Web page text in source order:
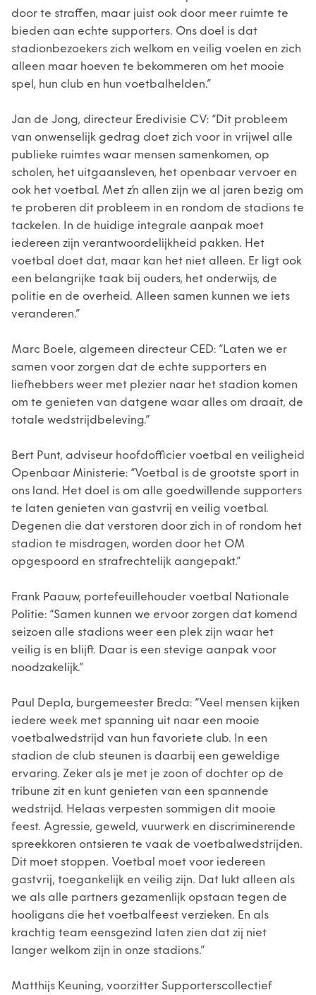
door te straffen, maar juist ook door meer ruimte te
bieden aan echte supporters. Ons doel is dat
stadionbezoekers zich welkom en veilig voelen en zich
alleen maar hoeven te bekommeren om het mooie
spel, hun club en hun voetbalhelden.”
Jan de Jong, directeur Eredivisie CV: “Dit probleem
van onwenselijk gedrag doet zich voor in vrijwel alle
publieke ruimtes waar mensen samenkomen, op
scholen, het uitgaansleven, het openbaar vervoer en
ook het voetbal. Met z’n allen zijn we al jaren bezig om
te proberen dit probleem in en rondom de stadions te
tackelen. In de huidige integrale aanpak moet
iedereen zijn verantwoordelijkheid pakken. Het
voetbal doet dat, maar kan het niet alleen. Er ligt ook
een belangrijke taak bij ouders, het onderwijs, de
politie en de overheid. Alleen samen kunnen we iets
veranderen.”
Marc Boele, algemeen directeur CED: “Laten we er
samen voor zorgen dat de echte supporters en
liefhebbers weer met plezier naar het stadion komen
om te genieten van datgene waar alles om draait, de
totale wedstrijdbeleving.”
Bert Punt, adviseur hoofdofficier voetbal en veiligheid
Openbaar Ministerie: “Voetbal is de grootste sport in
ons land. Het doel is om alle goedwillende supporters
te laten genieten van gastvrij en veilig voetbal.
Degenen die dat verstoren door zich in of rondom het
stadion te misdragen, worden door het OM
opgespoord en strafrechtelijk aangepakt.”
Frank Paauw, portefeuillehouder voetbal Nationale
Politie: “Samen kunnen we ervoor zorgen dat komend
seizoen alle stadions weer een plek zijn waar het
veilig is en blijft. Daar is een stevige aanpak voor
noodzakelijk.”
Paul Depla, burgemeester Breda: “Veel mensen kijken
iedere week met spanning uit naar een mooie
voetbalwedstrijd van hun favoriete club. In een
stadion de club steunen is daarbij een geweldige
ervaring. Zeker als je met je zoon of dochter op de
tribune zit en kunt genieten van een spannende
wedstrijd. Helaas verpesten sommigen dit mooie
feest. Agressie, geweld, vuurwerk en discriminerende
spreekkoren ontsieren te vaak de voetbalwedstrijden.
Dit moet stoppen. Voetbal moet voor iedereen
gastvrij, toegankelijk en veilig zijn. Dat lukt alleen als
we als alle partners gezamenlijk opstaan tegen de
hooligans die het voetbalfeest verzieken. En als
krachtig team eensgezind laten zien dat zij niet
langer welkom zijn in onze stadions.”
Matthijs Keuning, voorzitter Supporterscollectief